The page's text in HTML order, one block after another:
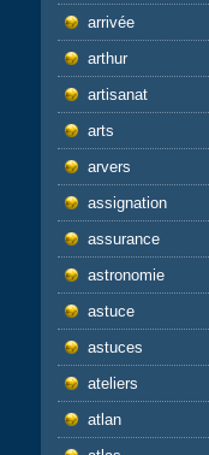
arrivée
arthur
artisanat
arts
arvers
assignation
assurance
astronomie
astuce
astuces
ateliers
atlan